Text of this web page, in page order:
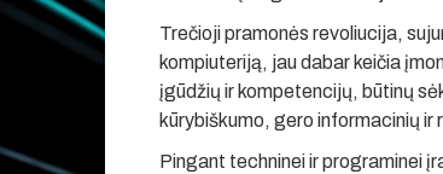
Trečioji pramonės revoliucija,
kompiuteriją, jau dabar keičia
įgūdžių ir kompetencijų, būtinų
kūrybiškumo, gero informacinių
Pingant techninei ir programinei